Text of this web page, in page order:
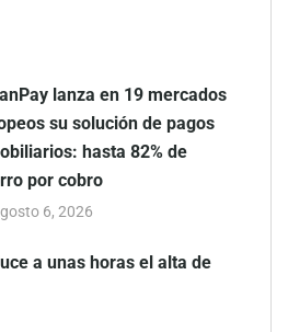
lanza en 19 mercados
su solución de pagos
hasta 82% de
por cobro
6, 2026
a unas horas el alta de